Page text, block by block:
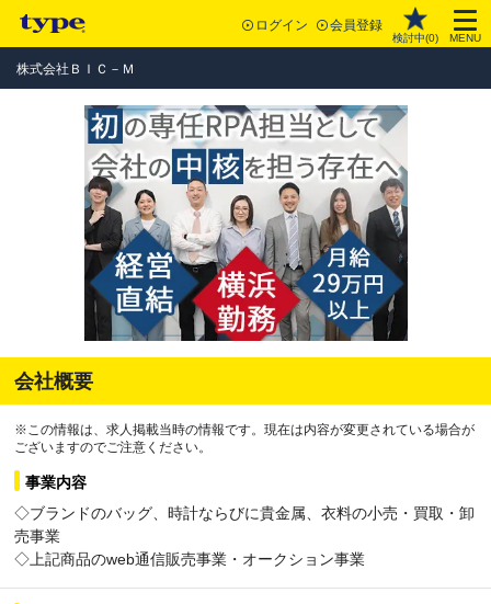
ログイン 会員登録
検討中(0) MENU
株式会社ＢＩＣ－Ｍ
会社概要
※この情報は、求人掲載当時の情報です。現在は内容が変更されている場合が
ございますのでご注意ください。
事業内容
◇ブランドのバッグ、時計ならびに貴金属、衣料の小売・買取・卸
売事業
◇上記商品のweb通信販売事業・オークション事業